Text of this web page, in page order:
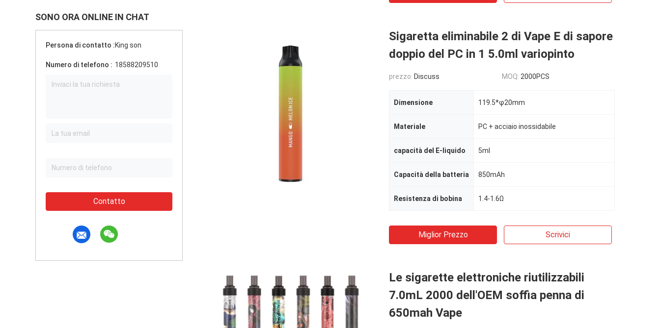
SONO ORA ONLINE IN CHAT
Persona di contatto :King son
Numero di telefono : 18588209510
Contatto
Sigaretta eliminabile 2 di Vape E di sapore
doppio del PC in 1 5.0ml variopinto
prezzo: Discuss MOQ: 2000PCS
Dimensione 119.5*φ20mm
Materiale PC + acciaio inossidabile
capacità del E-liquido 5ml
Capacità della batteria 850mAh
Resistenza di bobina 1.4-1.6Ω
Miglior Prezzo Scrivici
Le sigarette elettroniche riutilizzabili
7.0mL 2000 dell'OEM soffia penna di
650mah Vape